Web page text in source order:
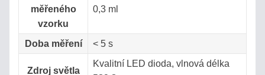
měřeného
vzorku
0,3 ml
Doba měření < 5 s
Zdroj světla
Kvalitní LED dioda, vlnová délka